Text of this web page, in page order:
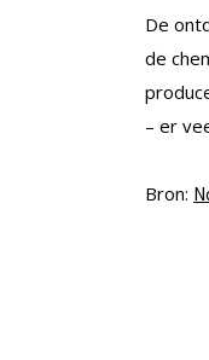
De
de
– er
Bron: